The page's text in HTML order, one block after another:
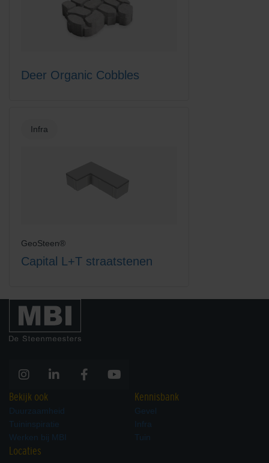
Deer Organic Cobbles
Infra
GeoSteen®
Capital L+T straatstenen
Bekijk ook
Duurzaamheid
Tuininspiratie
Werken bij MBI
Kennisbank
Gevel
Infra
Tuin
Locaties